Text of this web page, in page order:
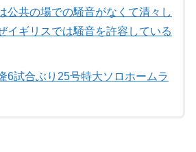
公共の場での騒音がなくて清々し
イギリスでは騒音を許容している
6試合ぶり25号特大ソロホームラ